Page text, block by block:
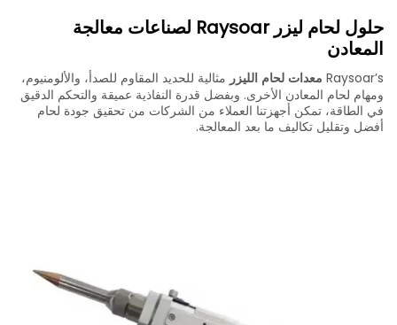
حلول لحام ليزر Raysoar لصناعات معالجة
المعادن
Raysoar’s معدات لحام الليزر مثالية للحديد المقاوم للصدأ، والألومنيوم،
ومهام لحام المعادن الأخرى. وبفضل قدرة النفاذية عميقة والتحكم الدقيق
في الطاقة، تمكن أجهزتنا العملاء من الشركات من تحقيق جودة لحام
أفضل وتقليل تكاليف ما بعد المعالجة.